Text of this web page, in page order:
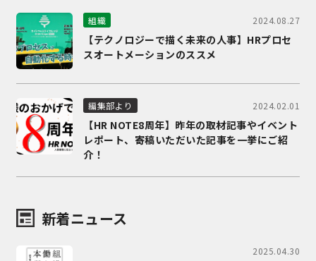
組織 2024.08.27
【テクノロジーで描く未来の人事】HRプロセ
スオートメーションのススメ
編集部より 2024.02.01
【HR NOTE8周年】昨年の取材記事やイベント
レポート、寄稿いただいた記事を一挙にご紹
介！
新着ニュース
2025.04.30